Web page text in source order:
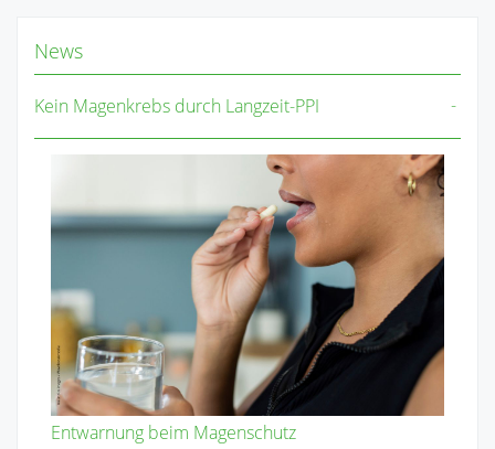
News
Kein Magenkrebs durch Langzeit-PPI
Entwarnung beim Magenschutz